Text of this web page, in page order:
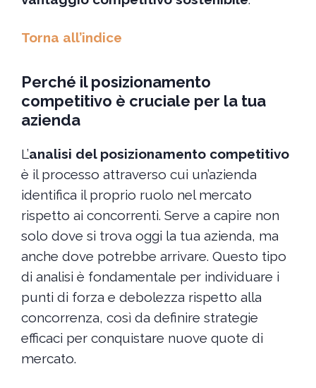
Torna all’indice
Perché il posizionamento
competitivo è cruciale per la tua
azienda
L’analisi del posizionamento competitivo
è il processo attraverso cui un’azienda
identifica il proprio ruolo nel mercato
rispetto ai concorrenti. Serve a capire non
solo dove si trova oggi la tua azienda, ma
anche dove potrebbe arrivare. Questo tipo
di analisi è fondamentale per individuare i
punti di forza e debolezza rispetto alla
concorrenza, così da definire strategie
efficaci per conquistare nuove quote di
mercato.